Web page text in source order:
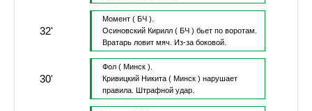
32'
Момент ( БЧ ).
Осиновский Кирилл( БЧ ) бьет по воротам.
Вратарь ловит мяч.
Из-за боковой.
30'
Фол ( Минск ).
Кривицкий Никита( Минск ) нарушает
правила.
Штрафной удар.